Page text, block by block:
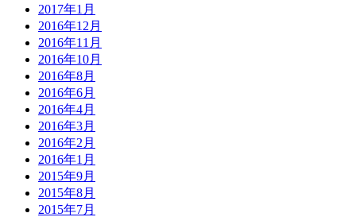
2017年1月
2016年12月
2016年11月
2016年10月
2016年8月
2016年6月
2016年4月
2016年3月
2016年2月
2016年1月
2015年9月
2015年8月
2015年7月